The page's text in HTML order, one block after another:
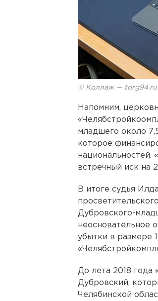
© Коллаж — torg94.ru
Напомним,
младшего около
которое
национальностей.
встречный иск на
В итоге судья
Дубровского-
неосновательное
убытки в размере
До лета 2018 года
Дубровский,
Челябинской